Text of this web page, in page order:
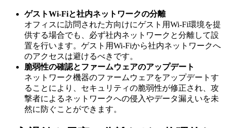
ゲストWi-Fiと社内ネットワークの分離
オフィスに訪問された方向けにゲスト用Wi-Fi環境を提
供する場合でも、必ず社内ネットワークと分離して設
置を行います。ゲスト用Wi-Fiから社内ネットワークへ
のアクセスは避けるべきです。
脆弱性の確認とファームウェアのアップデート
ネットワーク機器のファームウェアをアップデートす
ることにより、セキュリティの脆弱性が修正され、攻
撃者によるネットワークへの侵入やデータ漏えいを未
然に防ぐことができます。